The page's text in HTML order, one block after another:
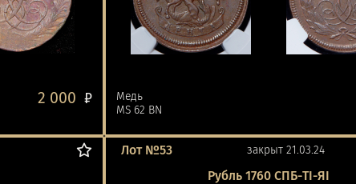
2 000 ₽
Медь
MS 62 BN
Лот №53 закрыт 21.03.24
Рубль 1760 СПБ-ТI-ЯI